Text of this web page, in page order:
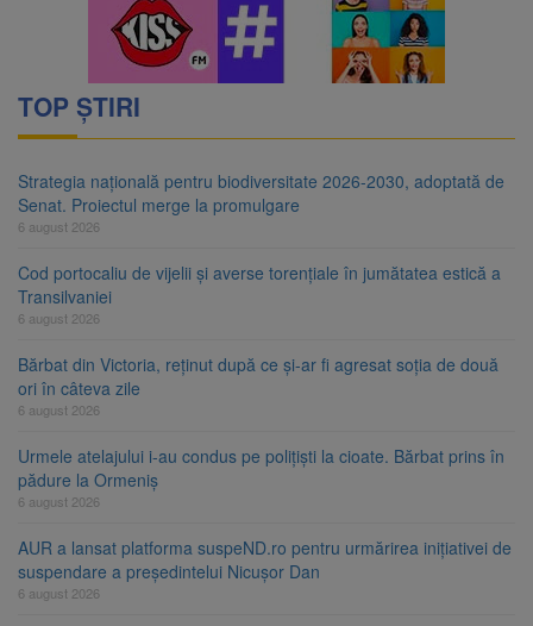
TOP ȘTIRI
Strategia națională pentru biodiversitate 2026-2030, adoptată de
Senat. Proiectul merge la promulgare
6 august 2026
Cod portocaliu de vijelii și averse torențiale în jumătatea estică a
Transilvaniei
6 august 2026
Bărbat din Victoria, reținut după ce și-ar fi agresat soția de două
ori în câteva zile
6 august 2026
Urmele atelajului i-au condus pe polițiști la cioate. Bărbat prins în
pădure la Ormeniș
6 august 2026
AUR a lansat platforma suspeND.ro pentru urmărirea inițiativei de
suspendare a președintelui Nicușor Dan
6 august 2026